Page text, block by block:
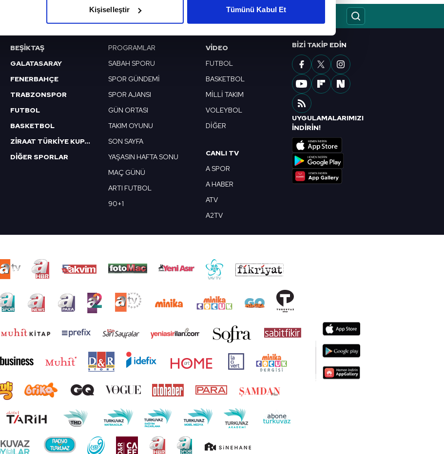
çerezlere izin vermedikleri takdirde, kullanıcılara hedefli reklamlar gösterilmeyecektir."
için İnternet Sitemizde kendimize ve üçüncü kişilere ait çerezler kullanılmaktadır. Bu
verileriniz işlenmekte olup gerekli olan çerezler bilgi toplumu hizmetlerinin sunulması
yapılması, amaçlarıyla sınırlı olarak açık rızanız dahilinde kullanılacaktır.
yer alan panel vasıtasıyla belirleyebilirsiniz. Çerezlere ilişkin detaylı bilgi için Ayarlar
Kanunu uyarınca hazırlanmış Aydınlatma Metnimizi okumak ve sitemizde ilgili
çerezlerle ilgili bilgi almak için lütfen
Kişiselleştir Tümünü Kabul Et
GIZLILIK BILDIRIMI KÜNYE / İLETIŞIM
BEŞİKTAŞ
GALATASARAY
FENERBAHÇE
TRABZONSPOR
FUTBOL
BASKETBOL
ZİRAAT TÜRKİYE KUPASI
DİĞER SPORLAR
PROGRAMLAR
SABAH SPORU
SPOR GÜNDEMİ
SPOR AJANSI
GÜN ORTASI
TAKIM OYUNU
SON SAYFA
YAŞASIN HAFTA SONU
MAÇ GÜNÜ
ARTI FUTBOL
90+1
VIDEO
FUTBOL
BASKETBOL
MİLLİ TAKIM
VOLEYBOL
DİĞER
CANLI TV
A SPOR
A HABER
ATV
A2TV
BIZI TAKIP EDIN
UYGULAMALARIMIZI
İNDİRİN!